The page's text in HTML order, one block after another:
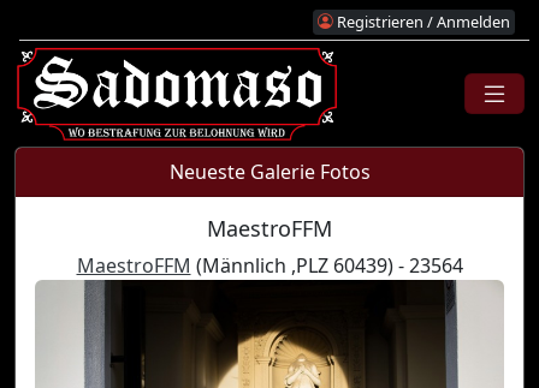
Registrieren / Anmelden
Neueste Galerie Fotos
MaestroFFM
MaestroFFM (Männlich ,PLZ 60439) - 23564